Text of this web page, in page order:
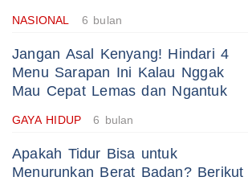
NASIONAL 6 bulan
Jangan Asal Kenyang! Hindari 4
Menu Sarapan Ini Kalau Nggak
Mau Cepat Lemas dan Ngantuk
GAYA HIDUP 6 bulan
Apakah Tidur Bisa untuk
Menurunkan Berat Badan? Berikut